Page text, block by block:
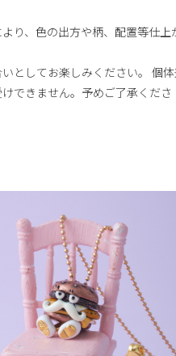
り、色の出方や柄、配置等仕上
としてお楽しみください。 個
できません。予めご了承くださ